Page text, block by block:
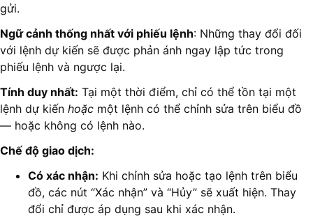
gửi.
Ngữ cảnh thống nhất với phiếu lệnh: Những thay đổi đối
với lệnh dự kiến sẽ được phản ánh ngay lập tức trong
phiếu lệnh và ngược lại.
Tính duy nhất: Tại một thời điểm, chỉ có thể tồn tại một
lệnh dự kiến hoặc một lệnh có thể chỉnh sửa trên biểu đồ
— hoặc không có lệnh nào.
Chế độ giao dịch:
Có xác nhận: Khi chỉnh sửa hoặc tạo lệnh trên biểu
đồ, các nút “Xác nhận” và “Hủy” sẽ xuất hiện. Thay
đổi chỉ được áp dụng sau khi xác nhận.